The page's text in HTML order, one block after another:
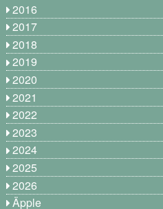
2016
2017
2018
2019
2020
2021
2022
2023
2024
2025
2026
Äpple